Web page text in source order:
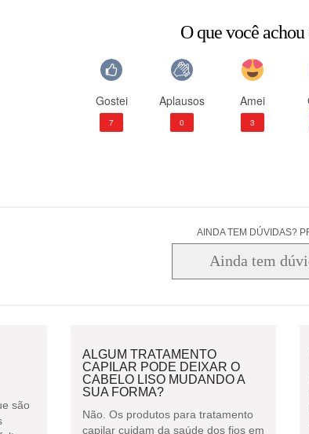
O que você
Gostei
7
Aplausos
0
Amei
3
AINDA TEM DÚVIDAS?
são
ALGUM TRATAMENTO
CAPILAR PODE DEIXAR O
CABELO LISO MUDANDO A
SUA FORMA?
Não. Os produtos para tratamento
capilar cuidam da saúde dos fios em